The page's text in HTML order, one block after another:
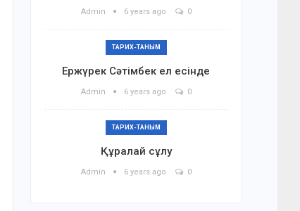
Admin 6 years ago 0
ТАРИХ-ТАНЫМ
Ержүрек Сәтімбек ел есінде
Admin 6 years ago 0
ТАРИХ-ТАНЫМ
Құралай сұлу
Admin 6 years ago 0